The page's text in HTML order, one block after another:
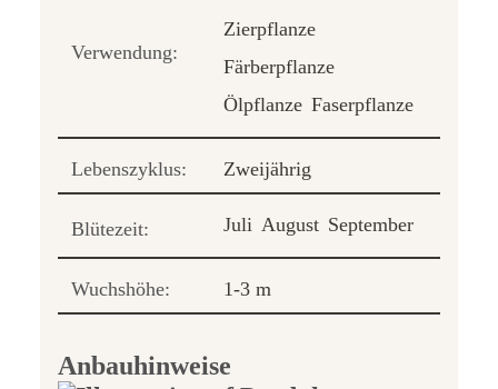
Verwendung:
Zierpflanze
Färberpflanze
Ölpflanze Faserpflanze
Lebenszyklus: Zweijährig
Blütezeit: Juli August September
Wuchshöhe: 1-3 m
Anbauhinweise